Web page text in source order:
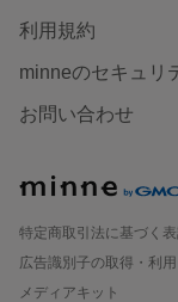
利用規約
minneのセキュリ
お問い合わせ
特定商取引法に基づく
広告識別子の取得・利用
メディアキット